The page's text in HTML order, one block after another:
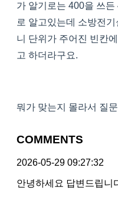
가 알기로는 400을 쓰
로 알고있는데 소방전
니 단위가 주어진 빈칸
고 하더라구요.
뭐가 맞는지 몰라서 질
COMMENTS
2026-05-29 09:27:32
안녕하세요 답변드립니